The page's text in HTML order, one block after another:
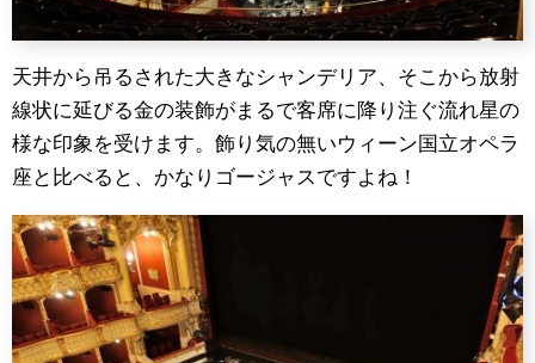
天井から吊るされた大きなシャンデリア、そこから放射
線状に延びる金の装飾がまるで客席に降り注ぐ流れ星の
様な印象を受けます。飾り気の無いウィーン国立オペラ
座と比べると、かなりゴージャスですよね！